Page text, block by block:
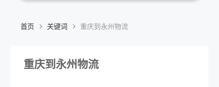
首页 关键词 重庆到永州物流
重庆到永州物流